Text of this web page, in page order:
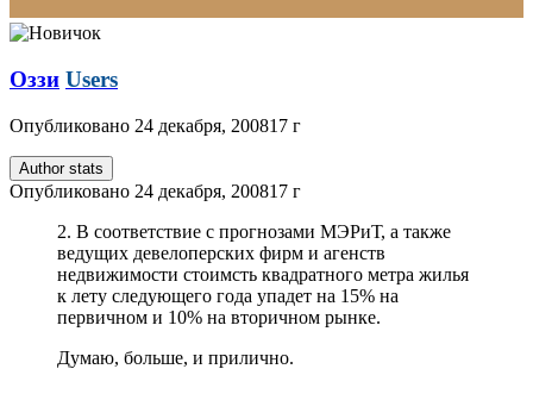
Оззи Users
Опубликовано 24 декабря, 200817 г
Author stats
Опубликовано 24 декабря, 200817 г
2. В соответствие с прогнозами МЭРиТ, а также
ведущих девелоперских фирм и агенств
недвижимости стоимсть квадратного метра жилья
к лету следующего года упадет на 15% на
первичном и 10% на вторичном рынке.
Думаю, больше, и прилично.